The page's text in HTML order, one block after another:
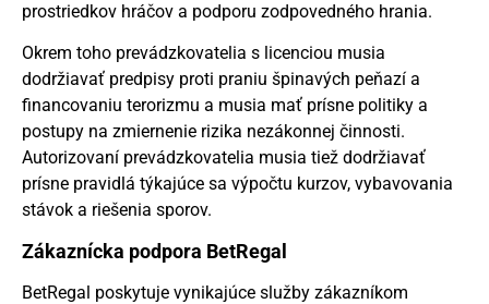
prostriedkov hráčov a podporu zodpovedného hrania.
Okrem toho prevádzkovatelia s licenciou musia
dodržiavať predpisy proti praniu špinavých peňazí a
financovaniu terorizmu a musia mať prísne politiky a
postupy na zmiernenie rizika nezákonnej činnosti.
Autorizovaní prevádzkovatelia musia tiež dodržiavať
prísne pravidlá týkajúce sa výpočtu kurzov, vybavovania
stávok a riešenia sporov.
Zákaznícka podpora BetRegal
BetRegal poskytuje vynikajúce služby zákazníkom